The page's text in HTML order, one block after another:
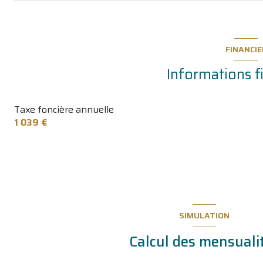
loggia
Informations
Taxe foncière annuelle
1 039 €
SIMULATION
Calcul des